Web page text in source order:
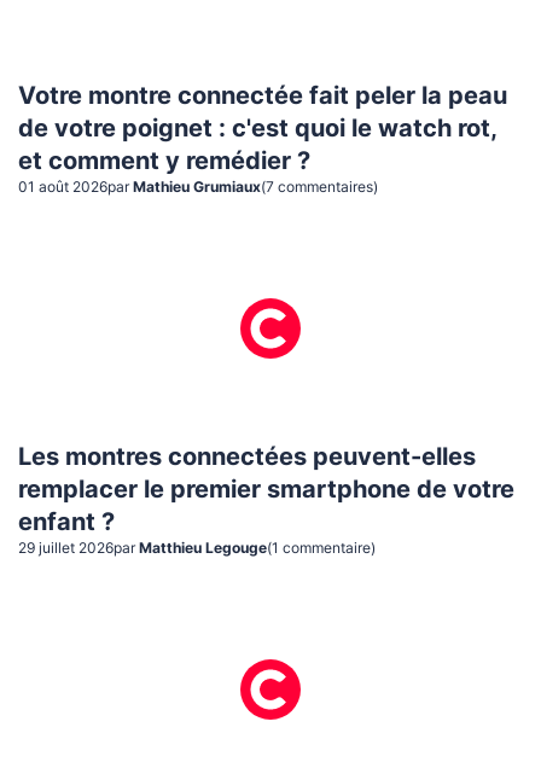
Votre montre connectée fait peler la peau
de votre poignet : c'est quoi le watch rot,
et comment y remédier ?
01 août 2026par Mathieu Grumiaux(7 commentaires)
Les montres connectées peuvent-elles
remplacer le premier smartphone de votre
enfant ?
29 juillet 2026par Matthieu Legouge(1 commentaire)